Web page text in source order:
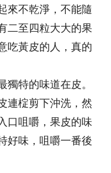
來不乾淨，不能隨
二至四粒大大的果
吃黃皮的人，真的
獨特的味道在皮。
連椗剪下沖洗，然
口咀嚼，果皮的味
好味，咀嚼一番後